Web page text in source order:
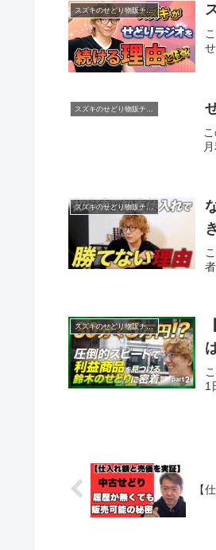
スズキのせどり物販チャンネル
スズキのせどり物販チャンネル
スズキのせどり物販チャンネル
スズキのせどり物販チャンネル
1
【